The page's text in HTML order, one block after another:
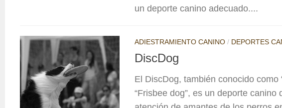
un deporte canino adecuado....
ADIESTRAMIENTO CANINO / DEPORTES
DiscDog
El DiscDog, también conocido como
“Frisbee dog”, es un deporte canino